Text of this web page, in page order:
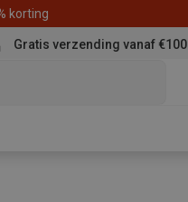
korting
Gratis verzending vanaf €100